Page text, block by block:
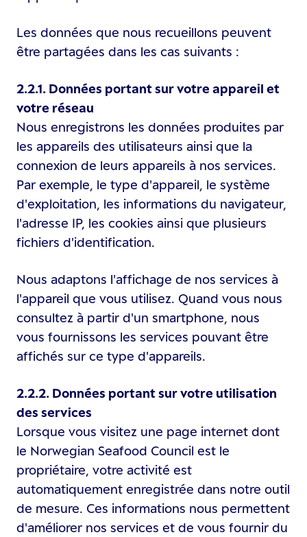
Les données que nous recueillons peuvent
être partagées dans les cas suivants :
2.2.1. Données portant sur votre appareil et
votre réseau
Nous enregistrons les données produites par
les appareils des utilisateurs ainsi que la
connexion de leurs appareils à nos services.
Par exemple, le type d'appareil, le système
d'exploitation, les informations du navigateur,
l'adresse IP, les cookies ainsi que plusieurs
fichiers d'identification.
Nous adaptons l'affichage de nos services à
l'appareil que vous utilisez. Quand vous nous
consultez à partir d'un smartphone, nous
vous fournissons les services pouvant être
affichés sur ce type d'appareils.
2.2.2. Données portant sur votre utilisation
des services
Lorsque vous visitez une page internet dont
le Norwegian Seafood Council est le
propriétaire, votre activité est
automatiquement enregistrée dans notre outil
de mesure. Ces informations nous permettent
d'améliorer nos services et de vous fournir du